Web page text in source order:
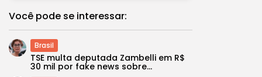
Você pode se interessar:
Brasil
TSE multa deputada Zambelli em R$
30 mil por fake news sobre...